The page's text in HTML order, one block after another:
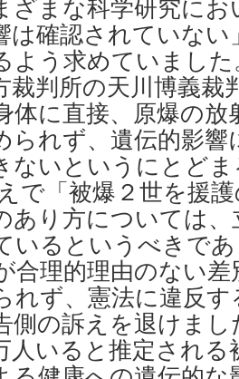
ざまな科学研究に
は確認されていな
よう求めていまし
裁判所の天川博義裁
体に直接、原爆の
られず、遺伝的影
ないというにとど
で「被爆２世を援
あり方については
いるというべきで
合理的理由のない
れず、憲法に違反
側の訴えを退けま
人いると推定され